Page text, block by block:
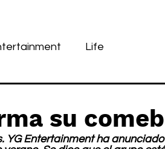
Life
su
YG Entertainment ha